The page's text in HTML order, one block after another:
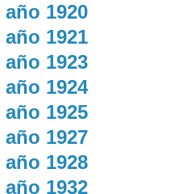
1920
1921
1923
1924
1925
1927
1928
1932